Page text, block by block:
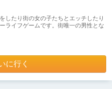
したり街の女の子たちとエッチしたり
ライフゲームです。街唯一の男性とな
に行く